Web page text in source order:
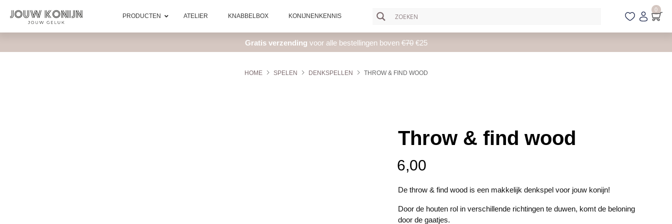
PRODUCTEN ATELIER KNABBELBOX KONIJNENKENNIS
0
Gratis verzending voor alle bestellingen boven€70€25
HOME SPELEN DENKSPELLEN THROW & FIND WOOD
Throw & find wood
6,00
De throw & find wood is een makkelijk denkspel voor jouw konijn!
Door de houten rol in verschillende richtingen te duwen, komt de beloning
door de gaatjes.